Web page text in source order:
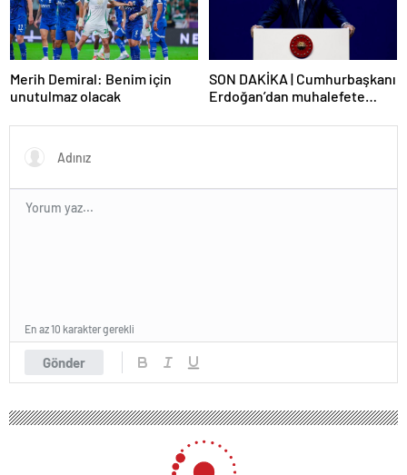
Merih Demiral: Benim için
unutulmaz olacak
SON DAKİKA | Cumhurbaşkanı
Erdoğan’dan muhalefete
dert ettikleri kadar suyun
Gönder
En az 10 karakter gerekli